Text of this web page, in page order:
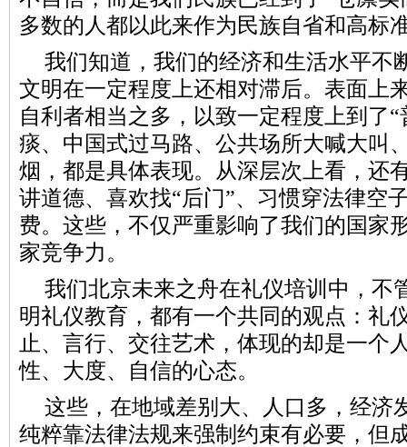
多数的人都以此来作为民族自省和高标
我们知道，我们的经济和生活水平不
文明在一定程度上还相对滞后。表面上
自利者相当之多，以致一定程度上到了
痰、中国式过马路、公共场所大喊大叫
烟，都是具体表现。从深层次上看，还
讲道德、喜欢找“后门”、习惯穿法律空
费。这些，不仅严重影响了我们的国家
家竞争力。
我们北京未来之舟在礼仪培训中，不
明礼仪教育，都有一个共同的观点：礼
止、言行、交往艺术，体现的却是一个
性、大度、自信的心态。
这些，在地域差别大、人口多，经济
纯粹靠法律法规来强制约束有必要，但